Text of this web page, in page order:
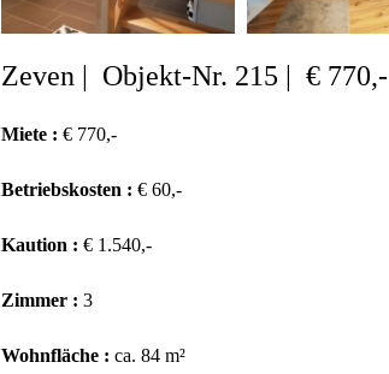
Zeven | Objekt-Nr. 215 | € 770,-
Miete : € 770,-
Betriebskosten : € 60,-
Kaution : € 1.540,-
Zimmer : 3
Wohnfläche : ca. 84 m²